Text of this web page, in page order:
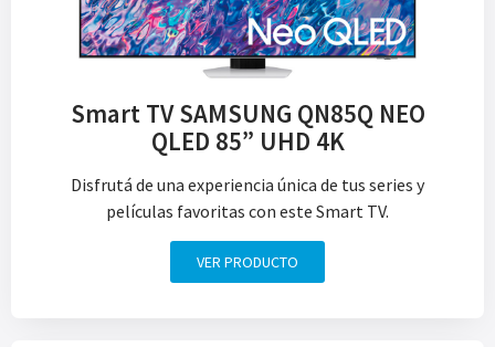
Smart TV SAMSUNG QN85Q NEO
QLED 85” UHD 4K
Disfrutá de una experiencia única de tus series y
películas favoritas con este Smart TV.
VER PRODUCTO